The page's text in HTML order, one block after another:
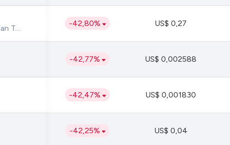
KNCR11
GOLD11
XINA11
FC Barcelona Fan Token
-42,80% US$ 0,27
-42,77% US$ 0,002588
-42,47% US$ 0,001830
-42,25% US$ 0,04